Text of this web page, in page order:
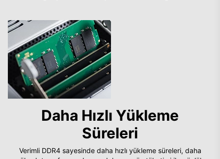
Daha Hızlı Yükleme
Süreleri
Verimli DDR4 sayesinde daha hızlı yükleme süreleri, daha